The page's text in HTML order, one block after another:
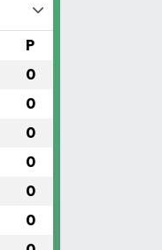
P
0
0
0
0
0
0